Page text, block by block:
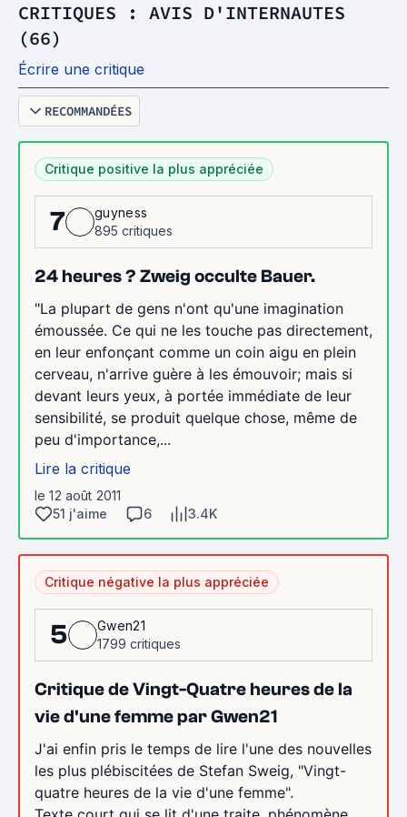
CRITIQUES : AVIS D'INTERNAUTES
(66)
Écrire une critique
RECOMMANDÉES
Critique positive la plus appréciée
7
guyness
895 critiques
24 heures ? Zweig occulte Bauer.
"La plupart de gens n'ont qu'une imagination
émoussée. Ce qui ne les touche pas directement,
en leur enfonçant comme un coin aigu en plein
cerveau, n'arrive guère à les émouvoir; mais si
devant leurs yeux, à portée immédiate de leur
sensibilité, se produit quelque chose, même de
peu d'importance,...
Lire la critique
le 12 août 2011
51 j'aime
6 3.4K
Critique négative la plus appréciée
5
Gwen21
1799 critiques
Critique de Vingt-Quatre heures de la
vie d'une femme par Gwen21
J'ai enfin pris le temps de lire l'une des nouvelles
les plus plébiscitées de Stefan Sweig, "Vingt-
quatre heures de la vie d'une femme".